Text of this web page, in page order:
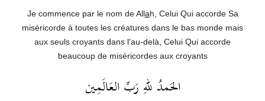
Je commence par le nom de Allah, Celui Qui accorde Sa
miséricorde à toutes les créatures dans le bas monde mais
aux seuls croyants dans l’au-delà, Celui Qui accorde
beaucoup de miséricordes aux croyants
الحَمدُ للهِ رَبِّ العَالَمِين